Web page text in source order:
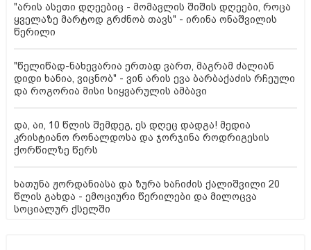
"არის ასეთი დღეებიც - მომავლის შიშის დღეები, როცა
ყველაზე მარტოდ გრძნობ თავს" - ირინა ონაშვილის
წერილი
"წელიწად-ნახევარია ერთად ვართ, მაგრამ ძალიან
დიდი ხანია, ვიცნობ" - ვინ არის ევა ბარბაქაძის რჩეული
და როგორია მისი სიყვარულის ამბავი
და, აი, 10 წლის შემდეგ, ეს დღეც დადგა! მედია
კრისტიანო რონალდოსა და ჯორჯინა როდრიგესის
ქორწილზე წერს
ხათუნა ჟორდანიასა და ზურა ხაჩიძის ქალიშვილი 20
წლის გახდა - ემოციური წერილები და მილოცვა
სოციალურ ქსელში